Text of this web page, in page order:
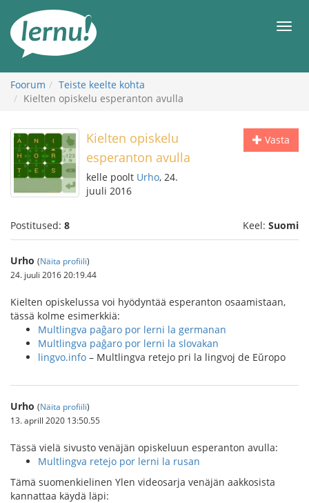
juurde
Foorum
Teiste keelte kohta
Kielten opiskelu esperanton avulla
Vasta
Kielten opiskelu
esperanton avulla
kelle poolt Urho, 24.
juuli 2016
Postitused: 8 Keel: Suomi
Urho (Näita profiili)
24. juuli 2016 20:19.44
Kielten opiskelussa voi hyödyntää esperanton osaamistaan,
tässä kolme esimerkkiä:
Multlingva paĝaro por lerni la germanan
Multlingva paĝaro por lerni la slovakan
lingvo.info – Multlingva retejo pri la lingvoj de Eŭropo
Urho (Näita profiili)
13. aprill 2020 13:50.55
Tässä vielä sivusto venäjän opiskeluun esperanton avulla:
Multlingva retejo por lerni la rusan
Tämä suomenkielinen Ylen videosarja venäjän aakkosista
kannattaa käydä läpi: